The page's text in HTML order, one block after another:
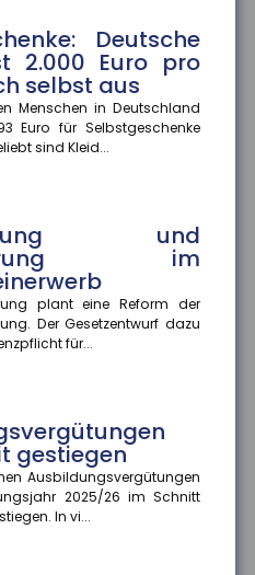
Deutsche
2.000 Euro pro
selbst aus
Menschen in Deutschland
Euro für Selbstgeschenke
sind Kleid...
und
im
plant eine Reform der
Der Gesetzentwurf dazu
für...
gestiegen
Ausbildungsvergütungen
2025/26 im Schnitt
In vi...
Bildungsfaktor
verbessern Schulerfolge ?
Die Verfügbarkeit von
be...
variieren
Bundesländern
Rentenzahlbeträge bei neu
betrugen 2025 für
für F...
Lage der KMU:
Gewinn steigen,
bleiben zurück
kleiner und mittlerer
im zweiten Quartal 2026